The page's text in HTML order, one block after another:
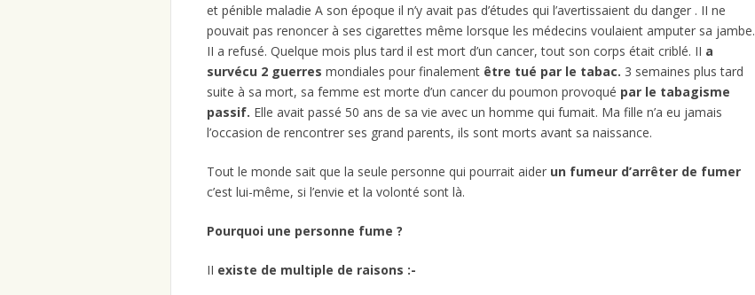
et pénible maladie A son époque il n’y avait pas d’études qui l’avertissaient du danger . II ne
pouvait pas renoncer à ses cigarettes même lorsque les médecins voulaient amputer sa jambe.
II a refusé. Quelque mois plus tard il est mort d’un cancer, tout son corps était criblé. II a
survécu 2 guerres mondiales pour finalement être tué par le tabac. 3 semaines plus tard
suite à sa mort, sa femme est morte d’un cancer du poumon provoqué par le tabagisme
passif. Elle avait passé 50 ans de sa vie avec un homme qui fumait. Ma fille n’a eu jamais
l’occasion de rencontrer ses grand parents, ils sont morts avant sa naissance.
Tout le monde sait que la seule personne qui pourrait aider un fumeur d’arrêter de fumer
c’est lui-même, si l’envie et la volonté sont là.
Pourquoi une personne fume ?
II existe de multiple de raisons :-